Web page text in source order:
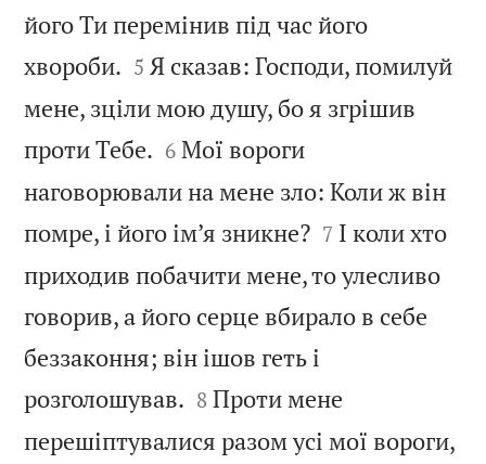
його Ти перемінив під час його
хвороби. 

5 Я сказав: Господи, помилуй
мене, зціли мою душу, бо я згрішив
проти Тебе. 

6 Мої вороги
наговорювали на мене зло: Коли ж він
помре, і його ім’я зникне?
7 І коли хто
приходив побачити мене, то улесливо
говорив, а його серце вбирало в себе
беззаконня; він ішов геть і
розголошував. 

8 Проти мене
перешіптувалися разом усі мої вороги,